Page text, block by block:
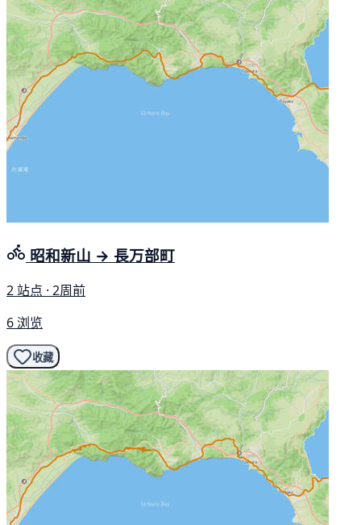
昭和新山 → 長万部町
2 站点 · 2周前
6 浏览
收藏